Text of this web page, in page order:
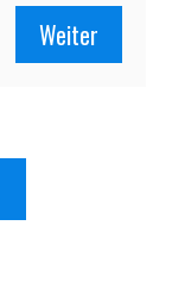
Weiter